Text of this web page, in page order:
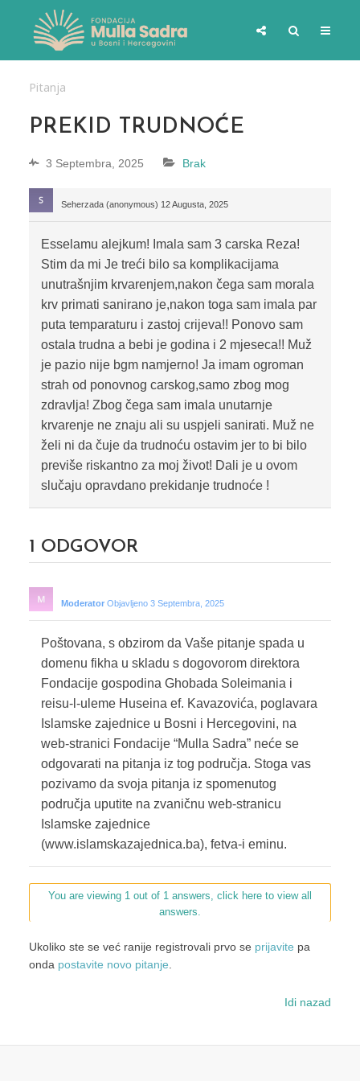
Pitanja
PREKID TRUDNOĆE
3 Septembra, 2025 Brak
Seherzada (anonymous) 12 Augusta, 2025
Esselamu alejkum! Imala sam 3 carska Reza!
Stim da mi Je treći bilo sa komplikacijama
unutrašnjim krvarenjem,nakon čega sam morala
krv primati sanirano je,nakon toga sam imala par
puta temparaturu i zastoj crijeva!! Ponovo sam
ostala trudna a bebi je godina i 2 mjeseca!! Muž
je pazio nije bgm namjerno! Ja imam ogroman
strah od ponovnog carskog,samo zbog mog
zdravlja! Zbog čega sam imala unutarnje
krvarenje ne znaju ali su uspjeli sanirati. Muž ne
želi ni da čuje da trudnoću ostavim jer to bi bilo
previše riskantno za moj život! Dali je u ovom
slučaju opravdano prekidanje trudnoće !
1 ODGOVOR
Moderator Objavljeno 3 Septembra, 2025
Poštovana, s obzirom da Vaše pitanje spada u
domenu fikha u skladu s dogovorom direktora
Fondacije gospodina Ghobada Soleimania i
reisu-l-uleme Huseina ef. Kavazovića, poglavara
Islamske zajednice u Bosni i Hercegovini, na
web-stranici Fondacije “Mulla Sadra” neće se
odgovarati na pitanja iz tog područja. Stoga vas
pozivamo da svoja pitanja iz spomenutog
područja uputite na zvaničnu web-stranicu
Islamske zajednice
(www.islamskazajednica.ba), fetva-i eminu.
You are viewing 1 out of 1 answers, click here to view all
answers.
Ukoliko ste se već ranije registrovali prvo se prijavite pa
onda postavite novo pitanje.
Idi nazad